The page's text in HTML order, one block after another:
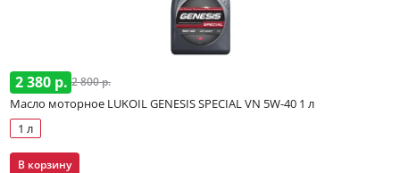
2 380 р. 2 800 р.
Масло моторное LUKOIL GENESIS SPECIAL VN 5W-40 1 л
1 л
В корзину